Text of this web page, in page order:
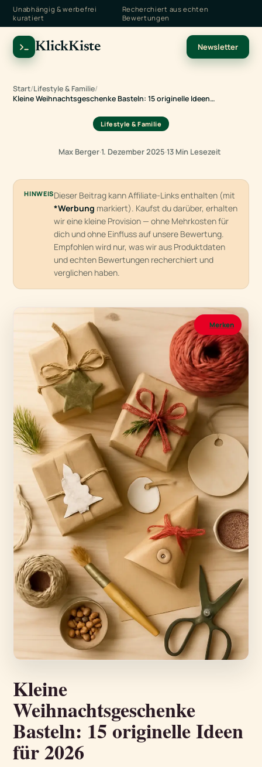
Unabhängig & werbefrei
kuratiert
Recherchiert aus echten
Bewertungen
KlickKiste Newsletter
Start/Lifestyle & Familie/
Kleine Weihnachtsgeschenke Basteln: 15 originelle Ideen…
Lifestyle & Familie
Max Berger·1. Dezember 2025·13 Min Lesezeit
HINWEISDieser Beitrag kann Affiliate-Links enthalten (mit
*Werbung markiert). Kaufst du darüber, erhalten
wir eine kleine Provision — ohne Mehrkosten für
dich und ohne Einfluss auf unsere Bewertung.
Empfohlen wird nur, was wir aus Produktdaten
und echten Bewertungen recherchiert und
verglichen haben.
Merken
Kleine
Weihnachtsgeschenke
Basteln: 15 originelle Ideen
für 2026